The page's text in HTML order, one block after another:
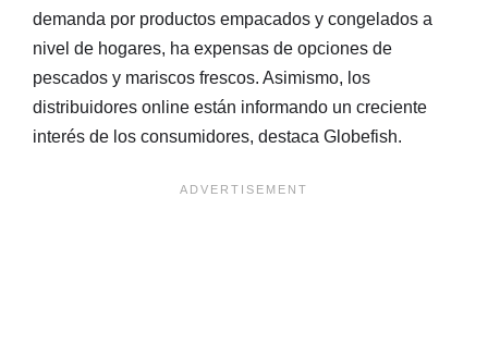
demanda por productos empacados y congelados a
nivel de hogares, ha expensas de opciones de
pescados y mariscos frescos. Asimismo, los
distribuidores online están informando un creciente
interés de los consumidores, destaca Globefish.